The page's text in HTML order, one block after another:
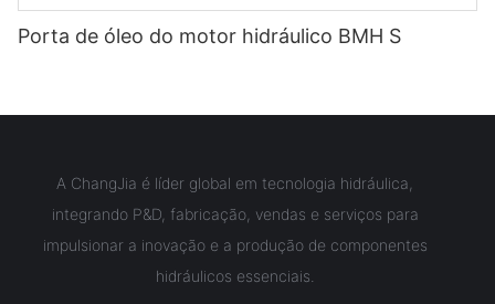
Porta de óleo do motor hidráulico BMH S
A ChangJia é líder global em tecnologia hidráulica,
integrando P&D, fabricação, vendas e serviços para
impulsionar a inovação e a produção de componentes
hidráulicos essenciais.